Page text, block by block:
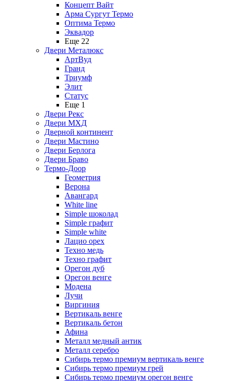
Концепт Вайт
Арма Сургут Термо
Оптима Термо
Эквадор
Еще 22
Двери Металюкс
АртВуд
Гранд
Триумф
Элит
Статус
Еще 1
Двери Рекс
Двери МХД
Дверной континент
Двери Мастино
Двери Берлога
Двери Браво
Термо-Доор
Геометрия
Верона
Авангард
White line
Simple шоколад
Simple графит
Simple white
Лацио орех
Техно медь
Техно графит
Орегон дуб
Орегон венге
Модена
Лучи
Виргиния
Вертикаль венге
Вертикаль бетон
Афина
Металл медный антик
Металл серебро
Сибирь термо премиум вертикаль венге
Сибирь термо премиум грей
Сибирь термо премиум орегон венге